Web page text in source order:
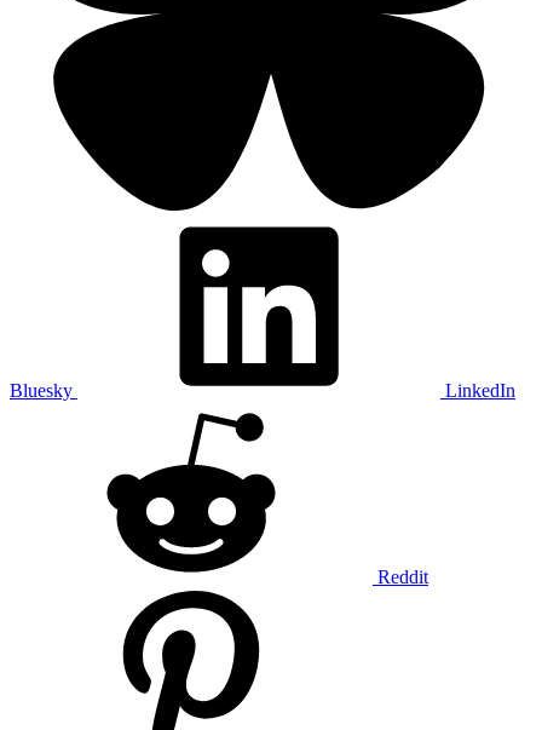
Bluesky LinkedIn
Reddit